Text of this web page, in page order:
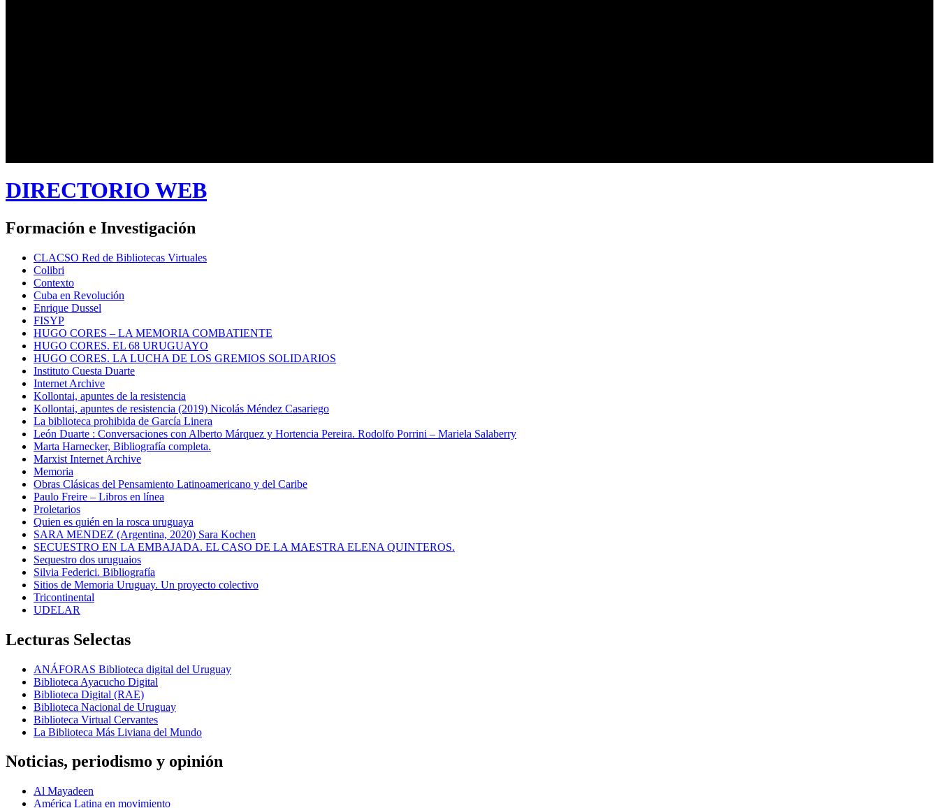
DIRECTORIO WEB
Formación e Investigación
CLACSO Red de Bibliotecas Virtuales
Colibri
Contexto
Cuba en Revolución
Enrique Dussel
FISYP
HUGO CORES – LA MEMORIA COMBATIENTE
HUGO CORES. EL 68 URUGUAYO
HUGO CORES. LA LUCHA DE LOS GREMIOS SOLIDARIOS
Instituto Cuesta Duarte
Internet Archive
Kollontai, apuntes de la resistencia
Kollontai, apuntes de resistencia (2019) Nicolás Méndez Casariego
La biblioteca prohibida de García Linera
León Duarte : Conversaciones con Alberto Márquez y Hortencia Pereira. Rodolfo Porrini – Mariela Salaberry
Marta Harnecker, Bibliografía completa.
Marxist Internet Archive
Memoria
Obras Clásicas del Pensamiento Latinoamericano y del Caribe
Paulo Freire – Libros en línea
Proletarios
Quien es quién en la rosca uruguaya
SARA MENDEZ (Argentina, 2020) Sara Kochen
SECUESTRO EN LA EMBAJADA. EL CASO DE LA MAESTRA ELENA QUINTEROS.
Sequestro dos uruguaios
Silvia Federici. Bibliografía
Sitios de Memoria Uruguay. Un proyecto colectivo
Tricontinental
UDELAR
Lecturas Selectas
ANÁFORAS Biblioteca digital del Uruguay
Biblioteca Ayacucho Digital
Biblioteca Digital (RAE)
Biblioteca Nacional de Uruguay
Biblioteca Virtual Cervantes
La Biblioteca Más Liviana del Mundo
Noticias, periodismo y opinión
Al Mayadeen
América Latina en movimiento